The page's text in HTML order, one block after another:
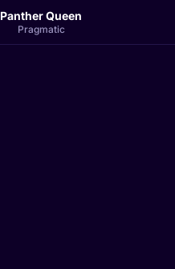
Panther Queen
Pragmatic